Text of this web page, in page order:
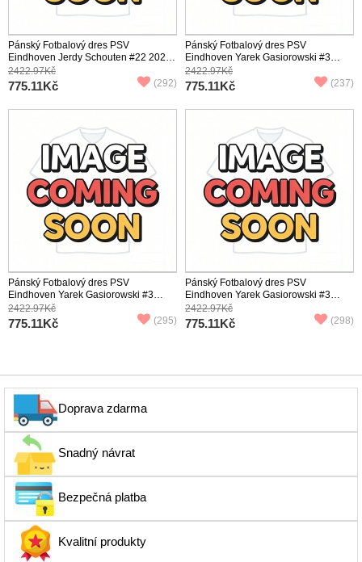
Pánský Fotbalový dres PSV
Eindhoven Jerdy Schouten #22 2025-
26 Třetí Krátký Rukáv
2422.97Kč
775.11Kč (292)
Pánský Fotbalový dres PSV
Eindhoven Yarek Gasiorowski #3
2025-26 Domácí Krátký Rukáv
2422.97Kč
775.11Kč (237)
Pánský Fotbalový dres PSV
Eindhoven Yarek Gasiorowski #3
2025-26 Venkovní Krátký Rukáv
2422.97Kč
775.11Kč (295)
Pánský Fotbalový dres PSV
Eindhoven Yarek Gasiorowski #3
2025-26 Třetí Krátký Rukáv
2422.97Kč
775.11Kč (298)
Doprava zdarma
Snadný návrat
Bezpečná platba
Kvalitní produkty